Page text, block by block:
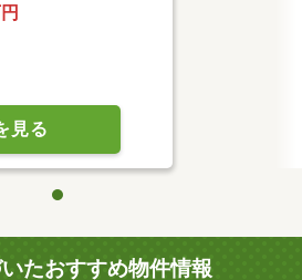
見る
たおすすめ物件情報